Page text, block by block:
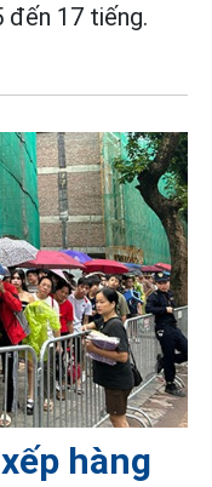
đến 17 tiếng.
hàng